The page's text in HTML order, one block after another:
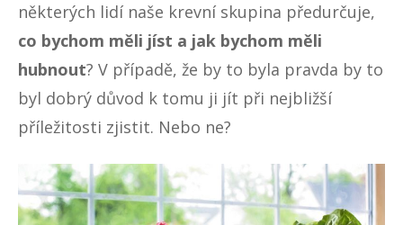
některých lidí naše krevní skupina předurčuje,
co bychom měli jíst a jak bychom měli
hubnout? V případě, že by to byla pravda by to
byl dobrý důvod k tomu ji jít při nejbližší
příležitosti zjistit. Nebo ne?